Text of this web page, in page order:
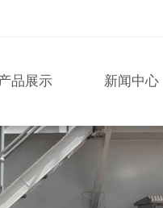
品展示 新闻中心